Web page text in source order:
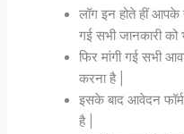
लॉग इन होते हीं
गई सभी जानकारी को
फिर मांगी गई सभी
करना है |
इसके बाद आवेदन
है |